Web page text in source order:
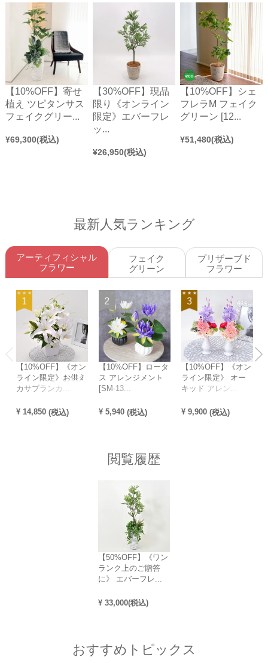
【10%OFF】寄せ
植え ツピタンサス
フェイクグリー...
¥69,300(税込)
【30%OFF】現品
限り《オンライン
限定》エバーフレ
ッ...
¥26,950(税込)
【10%OFF】シェ
フレラM フェイク
グリーン [12...
¥51,480(税込)
最新人気ランキング
アーティフィシャル
フラワー
フェイク
グリーン
プリザーブド
フラワー
【10%OFF】《オン
ライン限定》お供え
カサブランカ...
¥ 14,850 (税込)
【10%OFF】ロータ
ス アレンジメント
[SM-13...
¥ 5,940 (税込)
【10%OFF】《オン
ライン限定》 オー
キッド アレン...
¥ 9,900 (税込)
閲覧履歴
【50%OFF】《ワン
ランク上のご贈答
に》 エバーフレ...
¥ 33,000(税込)
おすすめトピックス